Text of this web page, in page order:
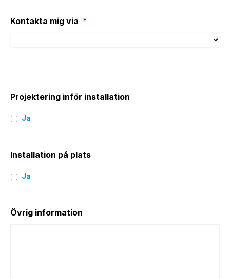
Kontakta mig via *
Projektering inför installation
Ja
Installation på plats
Ja
Övrig information